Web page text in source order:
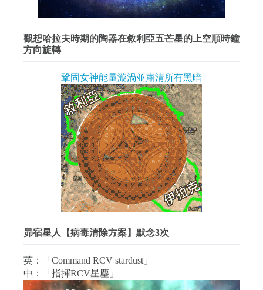
觀想哈拉夫時期的陶器在敘利亞五芒星的上空順時鐘
方向旋轉
鞏固女神能量漩渦並肅清所有黑暗
昴宿星人【病毒清除方案】默念3次
英：「Command RCV stardust」
中：「指揮RCV星塵」